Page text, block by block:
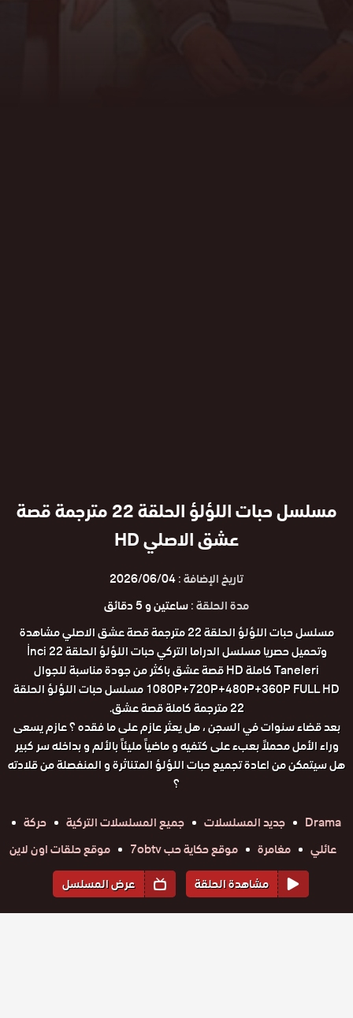
مسلسل حبات اللؤلؤ الحلقة 22 مترجمة قصة
عشق الاصلي HD
تاريخ الإضافة :2026/06/04
مدة الحلقة :ساعتين و 5 دقائق
مسلسل حبات اللؤلؤ الحلقة 22 مترجمة قصة عشق الاصلي مشاهدة
وتحميل حصريا مسلسل الدراما التركي حبات اللؤلؤ الحلقة 22 İnci
Taneleri كاملة HD قصة عشق باكثر من جودة مناسبة للجوال
1080P+720P+480P+360P FULL HD مسلسل حبات اللؤلؤ الحلقة
22 مترجمة كاملة قصة عشق.
بعد قضاء سنوات في السجن ، هل يعثر عازم على ما فقده ؟ عازم يسعى
وراء الأمل محملاً بعبء على كتفيه و ماضياً مليئاً بالألم و بداخله سر كبير
هل سيتمكن من اعادة تجميع حبات اللؤلؤ المتناثرة و المنفصلة من قلادته
؟
Drama
جديد المسلسلات جميع المسلسلات التركية
حركة
عائلي
مغامرة موقع حكاية حب 7obtv
موقع حلقات اون لاين
مشاهدة الحلقة
عرض المسلسل